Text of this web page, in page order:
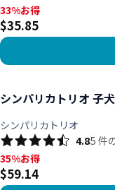
33%お得, $35.85
33%お得
$35.85
シンパリカトリオ 子
シンパリカトリオ
4.85 件
35%お得, $59.14
35%お得
$59.14